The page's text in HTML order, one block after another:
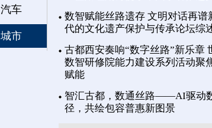
汽车
城市
数智赋能丝路遗存 文明对话再
代的文化遗产保护与传承论坛综
古都西安奏响“数字丝路”新乐章
数智研修院能力建设系列活动聚
赋能
智汇古都，数通丝路——AI驱动
径，共绘包容普惠新图景